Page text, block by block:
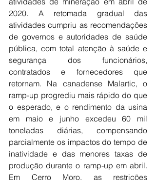
2020. A retomada gradual das
atividades cumpriu as recomendações
de governos e autoridades de saúde
pública, com total atenção à saúde e
segurança dos funcionários,
contratados e fornecedores que
retornam. Na canadense Malartic, o
ramp-up progrediu mais rápido do que
o esperado, e o rendimento da usina
em maio e junho excedeu 60 mil
toneladas diárias, compensando
parcialmente os impactos do tempo de
inatividade e das menores taxas de
produção durante o ramp-up em abril.
Em Cerro Moro, as restrições